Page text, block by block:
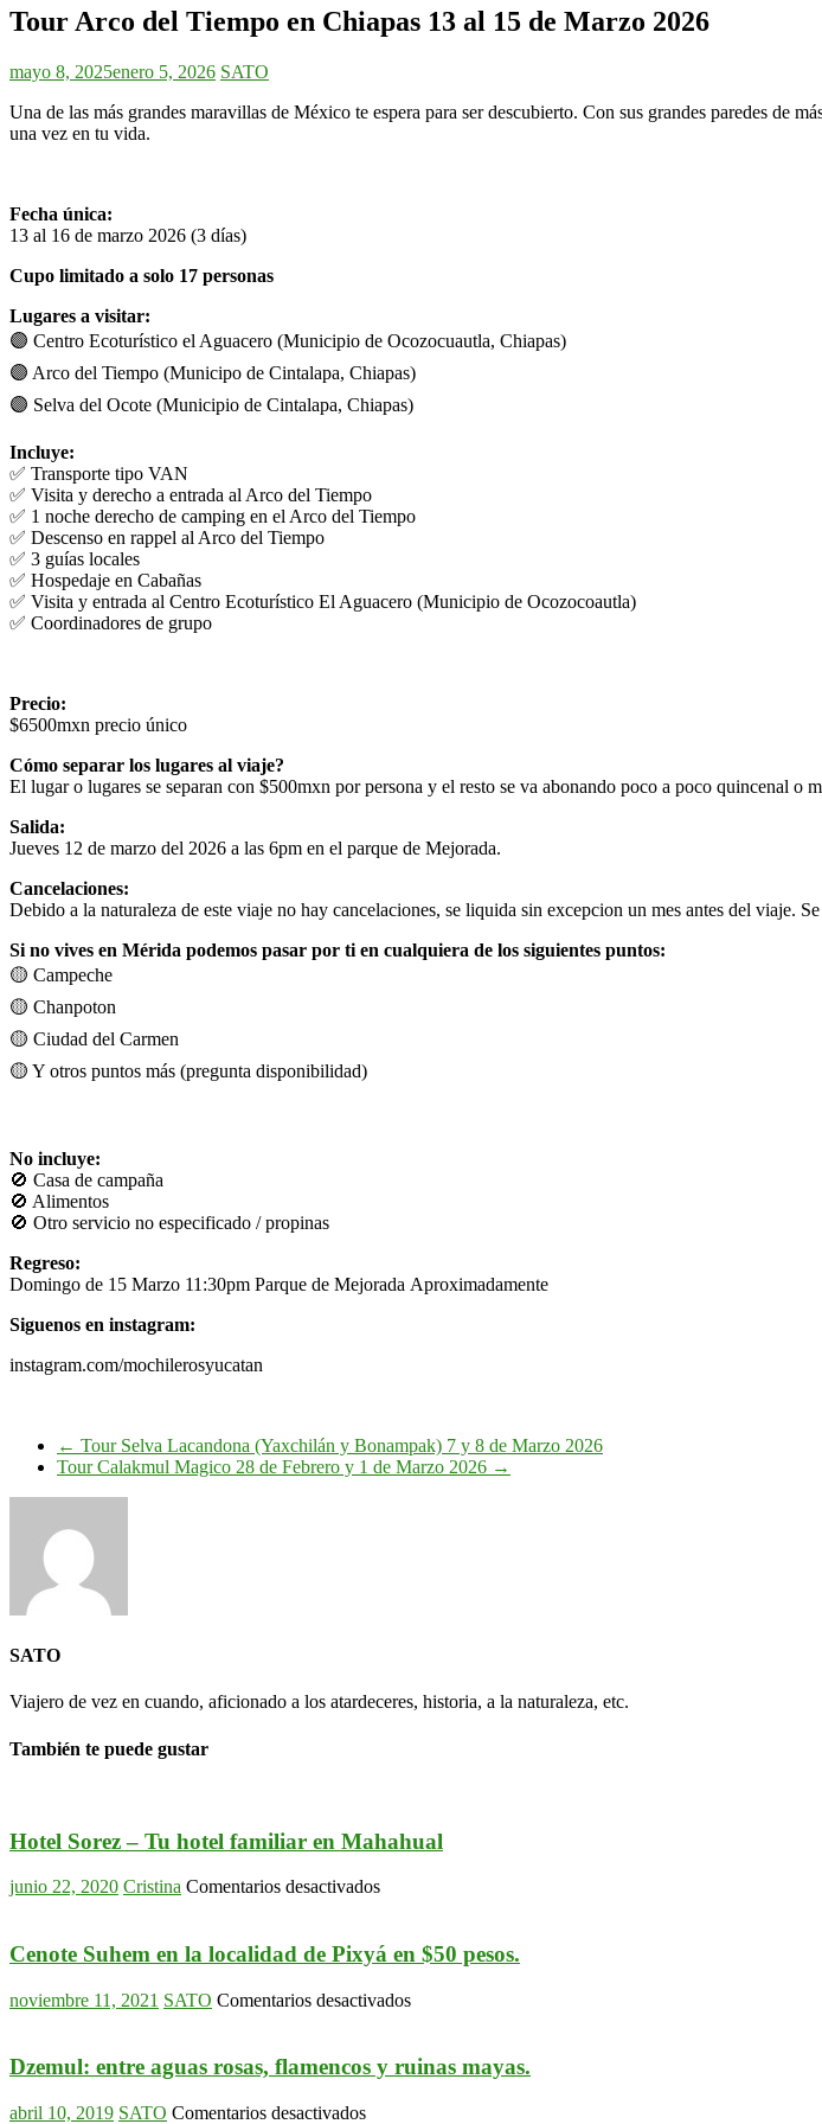
Tour Arco del Tiempo en Chiapas 13 al 15 de Marzo 2026
mayo 8, 2025enero 5, 2026 SATO
Una de las más grandes maravillas de México te espera para ser descubierto. Con sus grandes paredes de
una vez en tu vida.
Fecha única:
13 al 16 de marzo 2026 (3 días)
Cupo limitado a solo 17 personas
Lugares a visitar:
🟣 Centro Ecoturístico el Aguacero (Municipio de Ocozocuautla, Chiapas)
🟣 Arco del Tiempo (Municipo de Cintalapa, Chiapas)
🟣 Selva del Ocote (Municipio de Cintalapa, Chiapas)
Incluye:
✅ Transporte tipo VAN
✅ Visita y derecho a entrada al Arco del Tiempo
✅ 1 noche derecho de camping en el Arco del Tiempo
✅ Descenso en rappel al Arco del Tiempo
✅ 3 guías locales
✅ Hospedaje en Cabañas
✅ Visita y entrada al Centro Ecoturístico El Aguacero (Municipio de Ocozocoautla)
✅ Coordinadores de grupo
Precio:
$6500mxn precio único
Cómo separar los lugares al viaje?
El lugar o lugares se separan con $500mxn por persona y el resto se va abonando poco a poco quincenal o
Salida:
Jueves 12 de marzo del 2026 a las 6pm en el parque de Mejorada.
Cancelaciones:
Debido a la naturaleza de este viaje no hay cancelaciones, se liquida sin excepcion un mes antes del viaje.
Si no vives en Mérida podemos pasar por ti en cualquiera de los siguientes puntos:
🟡 Campeche
🟡 Chanpoton
🟡 Ciudad del Carmen
🟡 Y otros puntos más (pregunta disponibilidad)
No incluye:
🚫 Casa de campaña
🚫 Alimentos
🚫 Otro servicio no especificado / propinas
Regreso:
Domingo de 15 Marzo 11:30pm Parque de Mejorada Aproximadamente
Siguenos en instagram:
instagram.com/mochilerosyucatan
← Tour Selva Lacandona (Yaxchilán y Bonampak) 7 y 8 de Marzo 2026
Tour Calakmul Magico 28 de Febrero y 1 de Marzo 2026 →
SATO
Viajero de vez en cuando, aficionado a los atardeceres, historia, a la naturaleza, etc.
También te puede gustar
Hotel Sorez – Tu hotel familiar en Mahahual
junio 22, 2020 Cristina Comentarios desactivadosen
–
Tu
hotel
familiar
Mahahual
Cenote Suhem en la localidad de Pixyá en $50 pesos.
noviembre 11, 2021 SATO Comentarios desactivadosen
en
Dzemul: entre aguas rosas, flamencos y ruinas mayas.
abril 10, 2019 SATO Comentarios desactivadosen